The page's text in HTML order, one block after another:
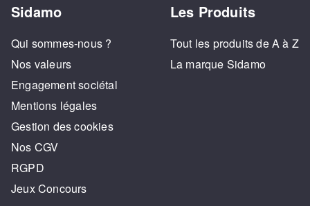
Sidamo
Qui sommes-nous ?
Nos valeurs
Engagement sociétal
Mentions légales
Gestion des cookies
Nos CGV
RGPD
Jeux Concours
Les Produits
Tout les produits de A à Z
La marque Sidamo